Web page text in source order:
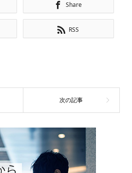
Share
RSS